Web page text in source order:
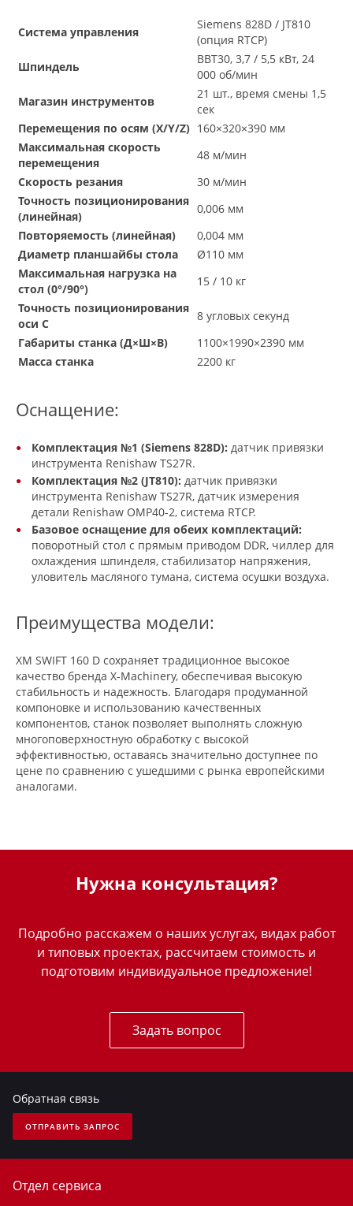
Система управления
Siemens 828D / JT810
(опция RTCP)
Шпиндель
BBT30, 3,7 / 5,5 кВт, 24
000 об/мин
Магазин инструментов
21 шт., время смены 1,5
сек
Перемещения по осям (X/Y/Z) 160×320×390 мм
Максимальная скорость
перемещения
48 м/мин
Скорость резания
30 м/мин
Точность позиционирования
(линейная)
0,006 мм
Повторяемость (линейная)
0,004 мм
Диаметр планшайбы стола
Ø110 мм
Максимальная нагрузка на
стол (0°/90°)
15 / 10 кг
Точность позиционирования
оси С
8 угловых секунд
Габариты станка (Д×Ш×В)
1100×1990×2390 мм
Масса станка
2200 кг
Оснащение:
Комплектация №1 (Siemens 828D): датчик привязки
инструмента Renishaw TS27R.
Комплектация №2 (JT810): датчик привязки
инструмента Renishaw TS27R, датчик измерения
детали Renishaw OMP40-2, система RTCP.
Базовое оснащение для обеих комплектаций:
поворотный стол с прямым приводом DDR, чиллер для
охлаждения шпинделя, стабилизатор напряжения,
уловитель масляного тумана, система осушки воздуха.
Преимущества модели:
XM SWIFT 160 D сохраняет традиционное высокое
качество бренда X-Machinery, обеспечивая высокую
стабильность и надежность. Благодаря продуманной
компоновке и использованию качественных
компонентов, станок позволяет выполнять сложную
многоповерхностную обработку с высокой
эффективностью, оставаясь значительно доступнее по
цене по сравнению с ушедшими с рынка европейскими
аналогами.
Нужна консультация?
Подробно расскажем о наших услугах, видах работ
и типовых проектах, рассчитаем стоимость и
подготовим индивидуальное предложение!
Задать вопрос
Обратная связь
ОТПРАВИТЬ ЗАПРОС
Отдел сервиса